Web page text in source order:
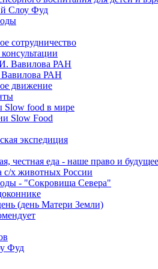
Слоу Фуд
сотрудничество
Вавилова РАН
РАН
движение
Slow food в мире
Slow Food
экспедиция
честная еда - наше право и будущее
с/х животных России
- "Сокровища Севера"
(день Матери Земли)
Фуд